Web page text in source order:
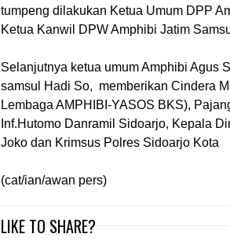
tumpeng dilakukan Ketua Umum DPP
Ketua Kanwil DPW Amphibi Jatim
Selanjutnya ketua umum Amphibi Agus
samsul Hadi So, memberikan Cindera
Lembaga AMPHIBI-YASOS BKS),
Inf.Hutomo Danramil Sidoarjo, Kepala
Joko dan Krimsus Polres Sidoarjo Kota
(cat/ian/awan pers)
LIKE TO SHARE?